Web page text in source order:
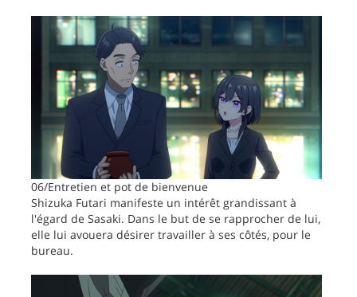
06/Entretien et pot de bienvenue
Shizuka Futari manifeste un intérêt grandissant à
l'égard de Sasaki. Dans le but de se rapprocher de lui,
elle lui avouera désirer travailler à ses côtés, pour le
bureau.